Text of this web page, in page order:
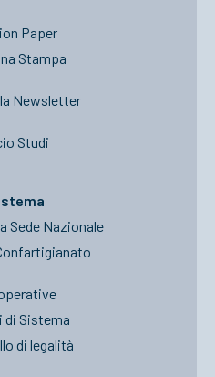
Paper
Stampa
Newsletter
Studi
Sede Nazionale
di Sistema
di legalità